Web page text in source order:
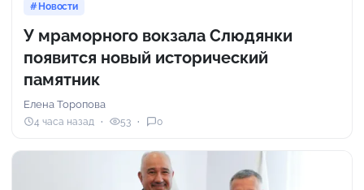
Новости
У мраморного вокзала Слюдянки
появится новый исторический
памятник
Елена Торопова
4 часа назад 53 0